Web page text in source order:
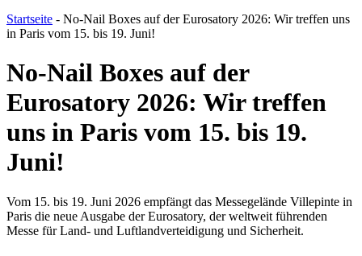
Startseite - No-Nail Boxes auf der Eurosatory 2026: Wir treffen uns
in Paris vom 15. bis 19. Juni!
No-Nail Boxes auf der
Eurosatory 2026: Wir treffen
uns in Paris vom 15. bis 19.
Juni!
Vom 15. bis 19. Juni 2026 empfängt das Messegelände Villepinte in
Paris die neue Ausgabe der Eurosatory, der weltweit führenden
Messe für Land- und Luftlandverteidigung und Sicherheit.